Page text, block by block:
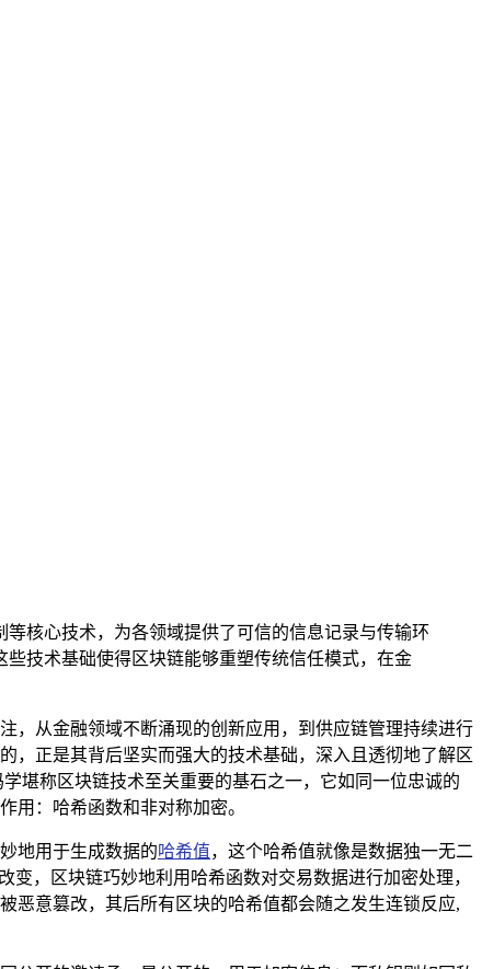
核心技术，为各领域提供了可信的信息记录与传输环
技术基础使得区块链能够重塑传统信任模式，在金
，从金融领域不断涌现的创新应用，到供应链管理持续进行
，正是其背后坚实而强大的技术基础，深入且透彻地了解区
堪称区块链技术至关重要的基石之一，它如同一位忠诚的
用：哈希函数和非对称加密。
地用于生成数据的哈希值，这个哈希值就像是数据独一无二
，区块链巧妙地利用哈希函数对交易数据进行加密处理，
恶意篡改，其后所有区块的哈希值都会随之发生连锁反应,